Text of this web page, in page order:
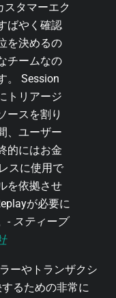
スタマーエク
ばやく確認
を決めるの
チームなの
。 Session
トリアージ
ースを割り
、ユーザー
的にはお金
スに使用で
を依拠させ
が必要に
- スティーブ
ーやトランザクシ
るための非常に